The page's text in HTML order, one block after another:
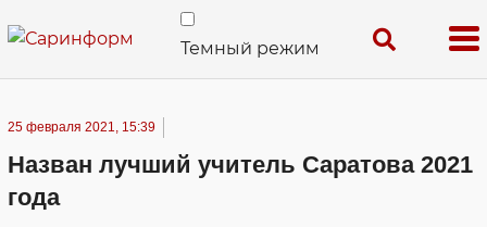
Темный режим
25 февраля 2021, 15:39
Назван лучший учитель Саратова 2021
года